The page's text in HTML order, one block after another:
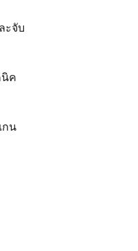
ะจับ
นิค
กน